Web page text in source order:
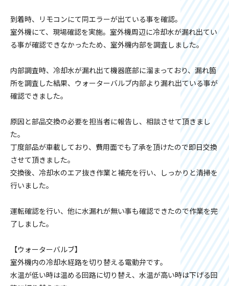
到着時、リモコンにて同エラーが出ている事を確認。
室外機にて、現場確認を実施。室外機周辺に冷却水が漏れ出てい
る事が確認できなかったため、室外機内部を調査しました。
内部調査時、冷却水が漏れ出て機器底部に溜まっており、漏れ箇
所を調査した結果、ウォーターバルブ内部より漏れ出ている事が
確認できました。
原因と部品交換の必要を担当者に報告し、相談させて頂きまし
た。
丁度部品が車載しており、費用面でも了承を頂けたので即日交換
させて頂きました。
交換後、冷却水のエア抜き作業と補充を行い、しっかりと清掃を
行いました。
運転確認を行い、他に水漏れが無い事も確認できたので作業を完
了しました。
【ウォーターバルブ】
室外機内の冷却水経路を切り替える電動弁です。
水温が低い時は温める回路に切り替え、水温が高い時は下げる回